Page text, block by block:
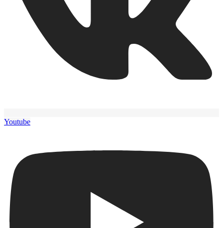
Youtube